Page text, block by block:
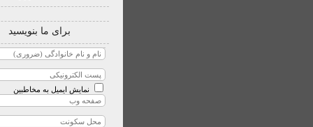
برای ما بنویسید
نمایش ایمیل به مخاطبین